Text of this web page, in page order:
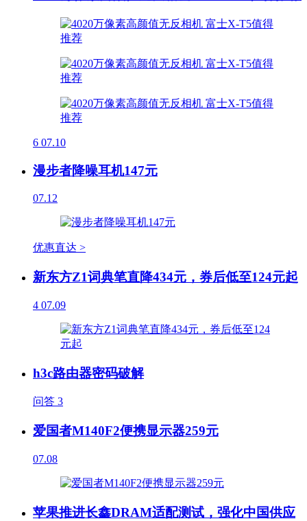
6 07.10
漫步者降噪耳机147元
07.12
优惠直达 >
新东方Z1词典笔直降434元，券后低至124元起
4 07.09
h3c路由器密码破解
问答 3
爱国者M140F2便携显示器259元
07.08
苹果推进长鑫DRAM适配测试，强化中国供应